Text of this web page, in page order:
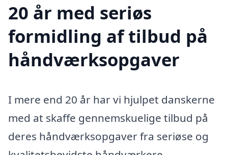
20 år med seriøs
formidling af tilbud på
håndværksopgaver
I mere end 20 år har vi hjulpet danskerne
med at skaffe gennemskuelige tilbud på
deres håndværksopgaver fra seriøse og